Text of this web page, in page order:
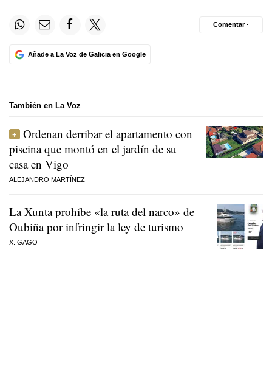
Añade a La Voz de Galicia en Google
Comentar ·
También en La Voz
Ordenan derribar el apartamento con
piscina que montó en el jardín de su
casa en Vigo
ALEJANDRO MARTÍNEZ
La Xunta prohíbe «la ruta del narco» de
Oubiña por infringir la ley de turismo
X. GAGO